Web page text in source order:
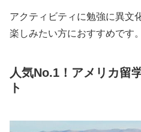
アクティビティに勉強に異文
楽しみたい方におすすめです。
人気No.1！アメリカ留
ト